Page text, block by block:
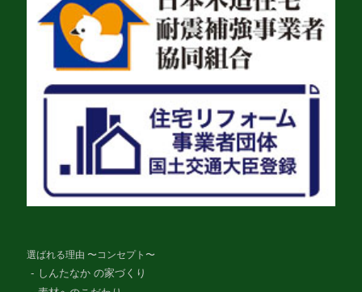
選ばれる理由 〜コンセプト〜
しんたなか の家づくり